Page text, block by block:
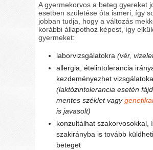
A gyermekorvos a beteg gyereket
esetben születése óta ismeri, így
jobban tudja, hogy a változás
korábbi állapothoz képest, így
gyermeket:
laborvizsgálatokra(vér,
allergia, ételintolerancia
kezdeményezhet
(laktózintolerancia esetén
mentes széklet vagy
is javasolt)
konzultálhat szakorvosokkal,
szakirányba is tovább
beteget